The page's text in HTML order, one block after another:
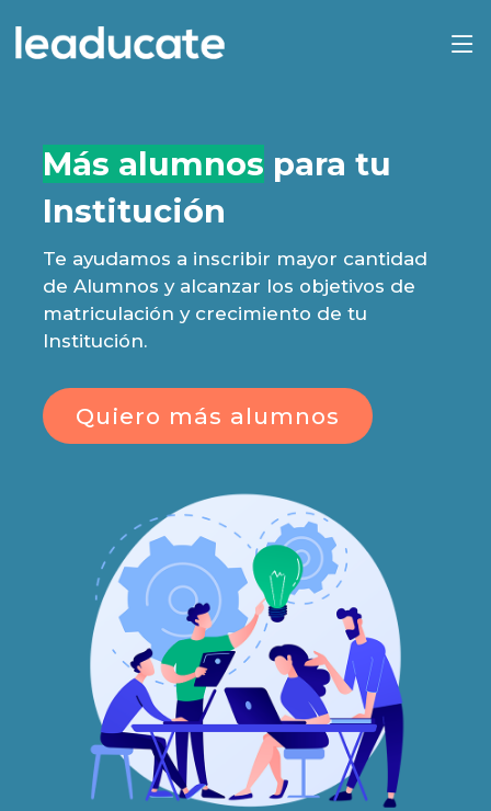
Más alumnos para tu
Institución
Te ayudamos a inscribir mayor cantidad
de Alumnos y alcanzar los objetivos de
matriculación y crecimiento de tu
Institución.
Quiero más alumnos